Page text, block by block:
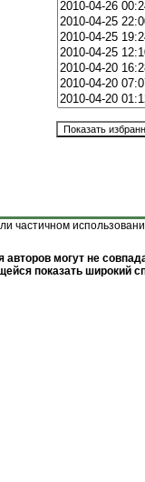
частичном
авторов могут не
показать широкий